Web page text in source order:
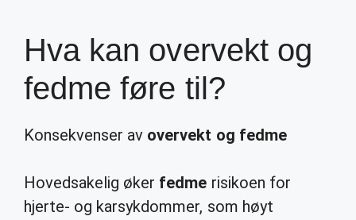
Hva kan overvekt og
fedme føre til?
Konsekvenser av overvekt og fedme
Hovedsakelig øker fedme risikoen for
hjerte- og karsykdommer, som høyt